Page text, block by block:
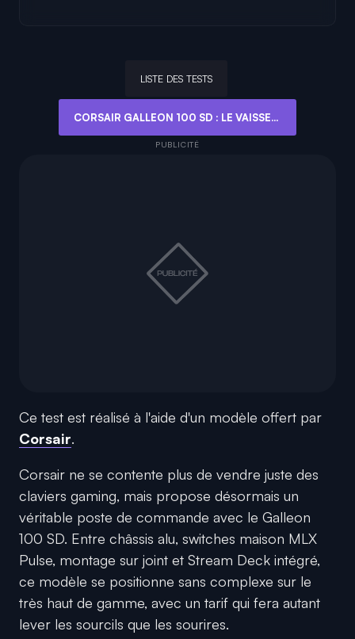
LISTE DES TESTS
CORSAIR GALLEON 100 SD : LE VAISSEAU AMIRAL DES CLAVIERS POUR JOUEURS ET CRÉATEURS
Ce test est réalisé à l'aide d'un modèle offert par
Corsair.
Corsair ne se contente plus de vendre juste des
claviers gaming, mais propose désormais un
véritable poste de commande avec le Galleon
100 SD. Entre châssis alu, switches maison MLX
Pulse, montage sur joint et Stream Deck intégré,
ce modèle se positionne sans complexe sur le
très haut de gamme, avec un tarif qui fera autant
lever les sourcils que les sourires.